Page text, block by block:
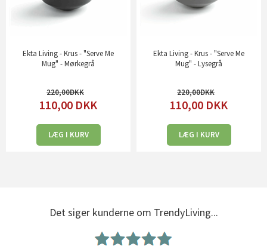
Ekta Living - Krus - "Serve Me
Mug" - Mørkegrå
220,00
110,00 DKK
LÆG I KURV
Ekta Living - Krus - "Serve Me
Mug" - Lysegrå
220,00
110,00 DKK
LÆG I KURV
Det siger kunderne om TrendyLiving...